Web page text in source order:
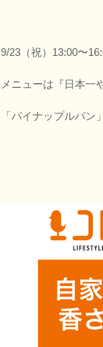
9/23（祝）13:00〜
メニューは『日本
「パイナップルパン